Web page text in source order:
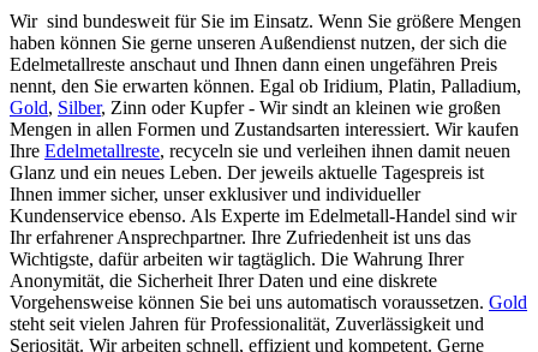
Wir sind bundesweit für Sie im Einsatz. Wenn Sie größere Mengen
haben können Sie gerne unseren Außendienst nutzen, der sich die
Edelmetallreste anschaut und Ihnen dann einen ungefähren Preis
nennt, den Sie erwarten können. Egal ob Iridium, Platin, Palladium,
Gold, Silber, Zinn oder Kupfer - Wir sindt an kleinen wie großen
Mengen in allen Formen und Zustandsarten interessiert. Wir kaufen
Ihre Edelmetallreste, recyceln sie und verleihen ihnen damit neuen
Glanz und ein neues Leben. Der jeweils aktuelle Tagespreis ist
Ihnen immer sicher, unser exklusiver und individueller
Kundenservice ebenso. Als Experte im Edelmetall-Handel sind wir
Ihr erfahrener Ansprechpartner. Ihre Zufriedenheit ist uns das
Wichtigste, dafür arbeiten wir tagtäglich. Die Wahrung Ihrer
Anonymität, die Sicherheit Ihrer Daten und eine diskrete
Vorgehensweise können Sie bei uns automatisch voraussetzen. Gold
steht seit vielen Jahren für Professionalität, Zuverlässigkeit und
Seriosität. Wir arbeiten schnell, effizient und kompetent. Gerne